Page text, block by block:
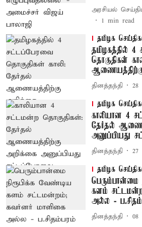
அரசியல்
1 min read
தமிழக
தமிழகத்தில்
தொகுதிகள்
தினத்தந்தி 28
தமிழக
காலியான 4
தேர்தல்
அனுப்பியது
தினத்தந்தி 27
தமிழக
பெரும்பான்மை
களம்
அல்ல -
தினத்தந்தி 08